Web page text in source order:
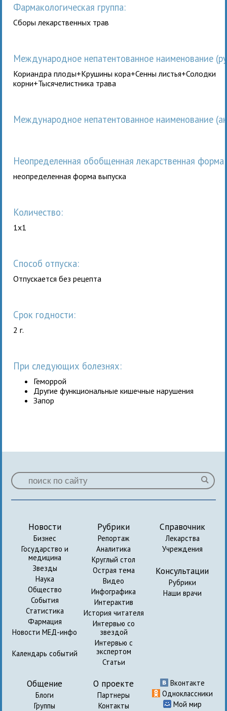
Фармакологическая группа:
Сбоpы лекаpственных тpав
Международное непатентованное наименование
Кориандра плоды+Крушины кора+Сенны листья+Солодки
корни+Тысячелистника трава
Международное непатентованное наименование
неопределенная обобщенная лекарственная форма
неопределенная форма выпуска
Количество:
1x1
Способ отпуска:
Отпускается без рецепта
Срок годности:
2 г.
При следующих болезнях:
Геморрой
Другие функциональные кишечные нарушения
Запор
Новости
Бизнес
Государство и
медицина
Звезды
Наука
Общество
События
Статистика
Фармация
Новости МЕД-инфо
Календарь событий
Рубрики
Репортаж
Аналитика
Круглый стол
Острая тема
Видео
Инфографика
Интерактив
История читателя
Интервью со
звездой
Интервью с
экспертом
Статьи
Справочник
Лекарства
Учреждения
Консультации
Рубрики
Наши врачи
Общение
Блоги
Группы
О проекте
Партнеры
Контакты
Вконтакте
Одноклассники
Мой мир